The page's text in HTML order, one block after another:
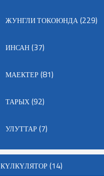
ЖУНГЛИ ТОКОЮНДА(229)
ИНСАН(37)
МАЕКТЕР(81)
ТАРЫХ(92)
УЛУТТАР(7)
КҮЛКҮЛЯТОР(14)